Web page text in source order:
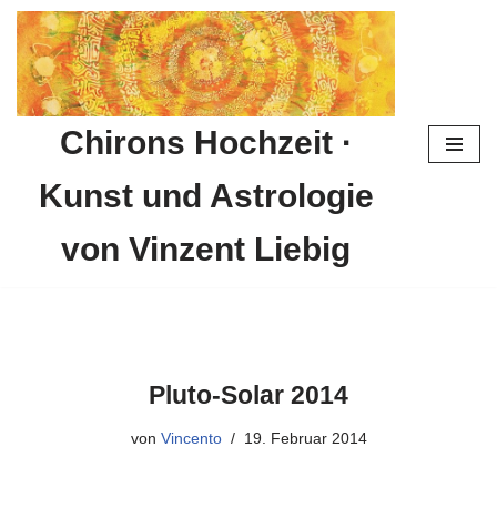
Zum
Inhalt
springen
Chirons Hochzeit ·
Kunst und Astrologie
von Vinzent Liebig
Pluto-Solar 2014
von Vincento 19. Februar 2014